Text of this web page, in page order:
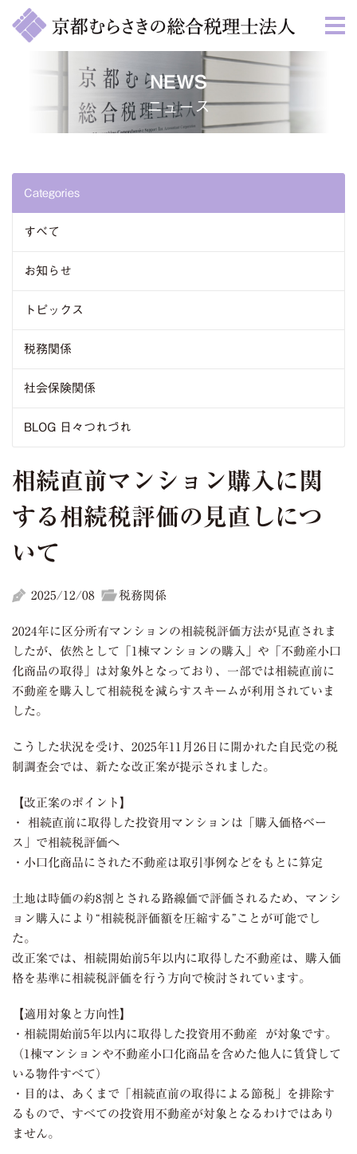
NEWS
ニュース
Categories
すべて
お知らせ
トピックス
税務関係
社会保険関係
BLOG 日々つれづれ
相続直前マンション購入に関
する相続税評価の見直しにつ
いて
2025/12/08 税務関係
2024年に区分所有マンションの相続税評価方法が見直されま
したが、依然として「1棟マンションの購入」や「不動産小口
化商品の取得」は対象外となっており、一部では相続直前に
不動産を購入して相続税を減らすスキームが利用されていま
した。
こうした状況を受け、2025年11月26日に開かれた自民党の税
制調査会では、新たな改正案が提示されました。
【改正案のポイント】
・ 相続直前に取得した投資用マンションは「購入価格ベー
ス」で相続税評価へ
・小口化商品にされた不動産は取引事例などをもとに算定
土地は時価の約8割とされる路線価で評価されるため、マンシ
ョン購入により“相続税評価額を圧縮する”ことが可能でし
た。
改正案では、相続開始前5年以内に取得した不動産は、購入価
格を基準に相続税評価を行う方向で検討されています。
【適用対象と方向性】
・相続開始前5年以内に取得した投資用不動産 が対象です。
（1棟マンションや不動産小口化商品を含めた他人に賃貸して
いる物件すべて）
・目的は、あくまで「相続直前の取得による節税」を排除す
るもので、すべての投資用不動産が対象となるわけではあり
ません。